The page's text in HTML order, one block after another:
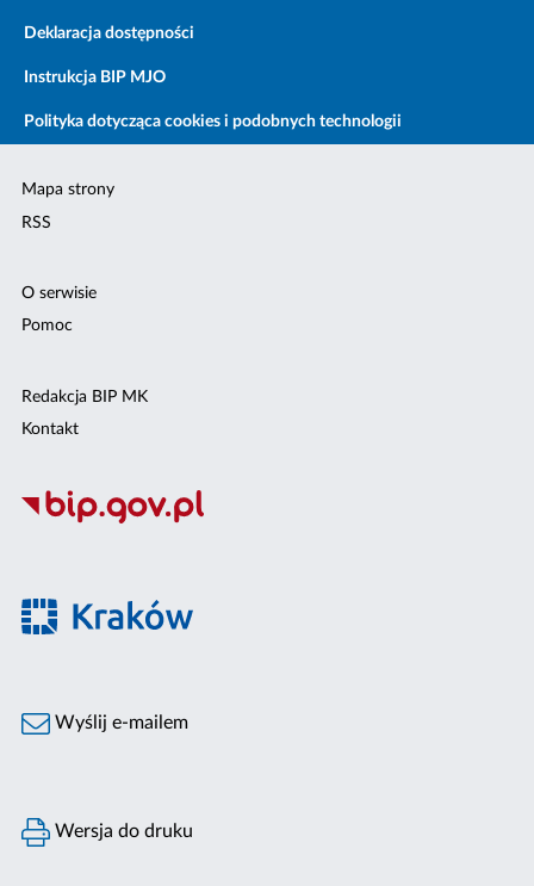
Deklaracja dostępności
Instrukcja BIP MJO
Polityka dotycząca cookies i podobnych technologii
Mapa strony
RSS
O serwisie
Pomoc
Redakcja BIP MK
Kontakt
Wyślij e-mailem
Wersja do druku